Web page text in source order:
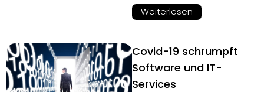
Weiterlesen
Covid-19 schrumpft
Software und IT-
Services